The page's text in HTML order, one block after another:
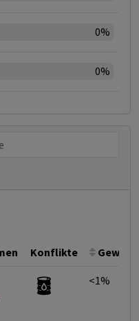
0%
0%
Konflikte
<1%